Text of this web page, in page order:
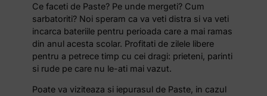
Ce faceti de Paste? Pe unde mergeti? Cum
sarbatoriti? Noi speram ca va veti distra si va veti
incarca bateriile pentru perioada care a mai ramas
din anul acesta scolar. Profitati de zilele libere
pentru a petrece timp cu cei dragi: prieteni, parinti
si rude pe care nu le-ati mai vazut.
Poate va viziteaza si iepurasul de Paste, in cazul